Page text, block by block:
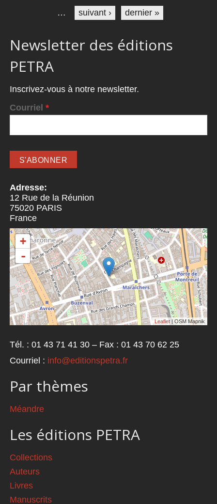
… suivant › dernier »
Newsletter des éditions
PETRA
Inscrivez-vous à notre newsletter.
Courriel *
Adresse:
12 Rue de la Réunion
75020 PARIS
France
+
-
Leaflet | OSM Mapnik
Tél. : 01 43 71 41 30 – Fax : 01 43 70 62 25
Courriel : info@editionspetra.fr
Par thèmes
Méandre
Les éditions PETRA
Collections
Auteurs
Livres
Manuscrits